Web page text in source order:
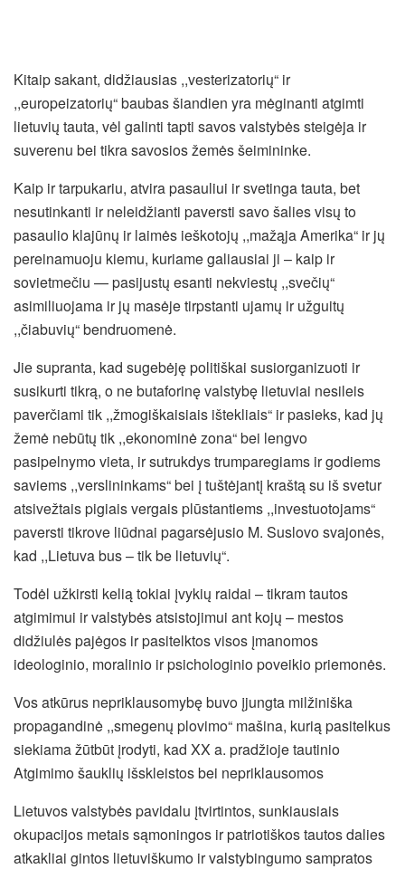
Kitaip sakant, didžiausias ,,vesterizatorių“ ir
,,europeizatorių“ baubas šiandien yra mėginanti atgimti
lietuvių tauta, vėl galinti tapti savos valstybės steigėja ir
suverenu bei tikra savosios žemės šeimininke.
Kaip ir tarpukariu, atvira pasauliui ir svetinga tauta, bet
nesutinkanti ir neleidžianti paversti savo šalies visų to
pasaulio klajūnų ir laimės ieškotojų ,,mažąja Amerika“ ir jų
pereinamuoju kiemu, kuriame galiausiai ji – kaip ir
sovietmečiu — pasijustų esanti nekviestų ,,svečių“
asimiliuojama ir jų masėje tirpstanti ujamų ir užguitų
,,čiabuvių“ bendruomenė.
Jie supranta, kad sugebėję politiškai susiorganizuoti ir
susikurti tikrą, o ne butaforinę valstybę lietuviai nesileis
paverčiami tik ,,žmogiškaisiais ištekliais“ ir pasieks, kad jų
žemė nebūtų tik ,,ekonominė zona“ bei lengvo
pasipelnymo vieta, ir sutrukdys trumparegiams ir godiems
saviems ,,verslininkams“ bei į tuštėjantį kraštą su iš svetur
atsivežtais pigiais vergais plūstantiems ,,investuotojams“
paversti tikrove liūdnai pagarsėjusio M. Suslovo svajonės,
kad ,,Lietuva bus – tik be lietuvių“.
Todėl užkirsti kelią tokiai įvykių raidai – tikram tautos
atgimimui ir valstybės atsistojimui ant kojų – mestos
didžiulės pajėgos ir pasitelktos visos įmanomos
ideologinio, moralinio ir psichologinio poveikio priemonės.
Vos atkūrus nepriklausomybę buvo įjungta milžiniška
propagandinė ,,smegenų plovimo“ mašina, kurią pasitelkus
siekiama žūtbūt įrodyti, kad XX a. pradžioje tautinio
Atgimimo šauklių išskleistos bei nepriklausomos
Lietuvos valstybės pavidalu įtvirtintos, sunkiausiais
okupacijos metais sąmoningos ir patriotiškos tautos dalies
atkakliai gintos lietuviškumo ir valstybingumo sampratos